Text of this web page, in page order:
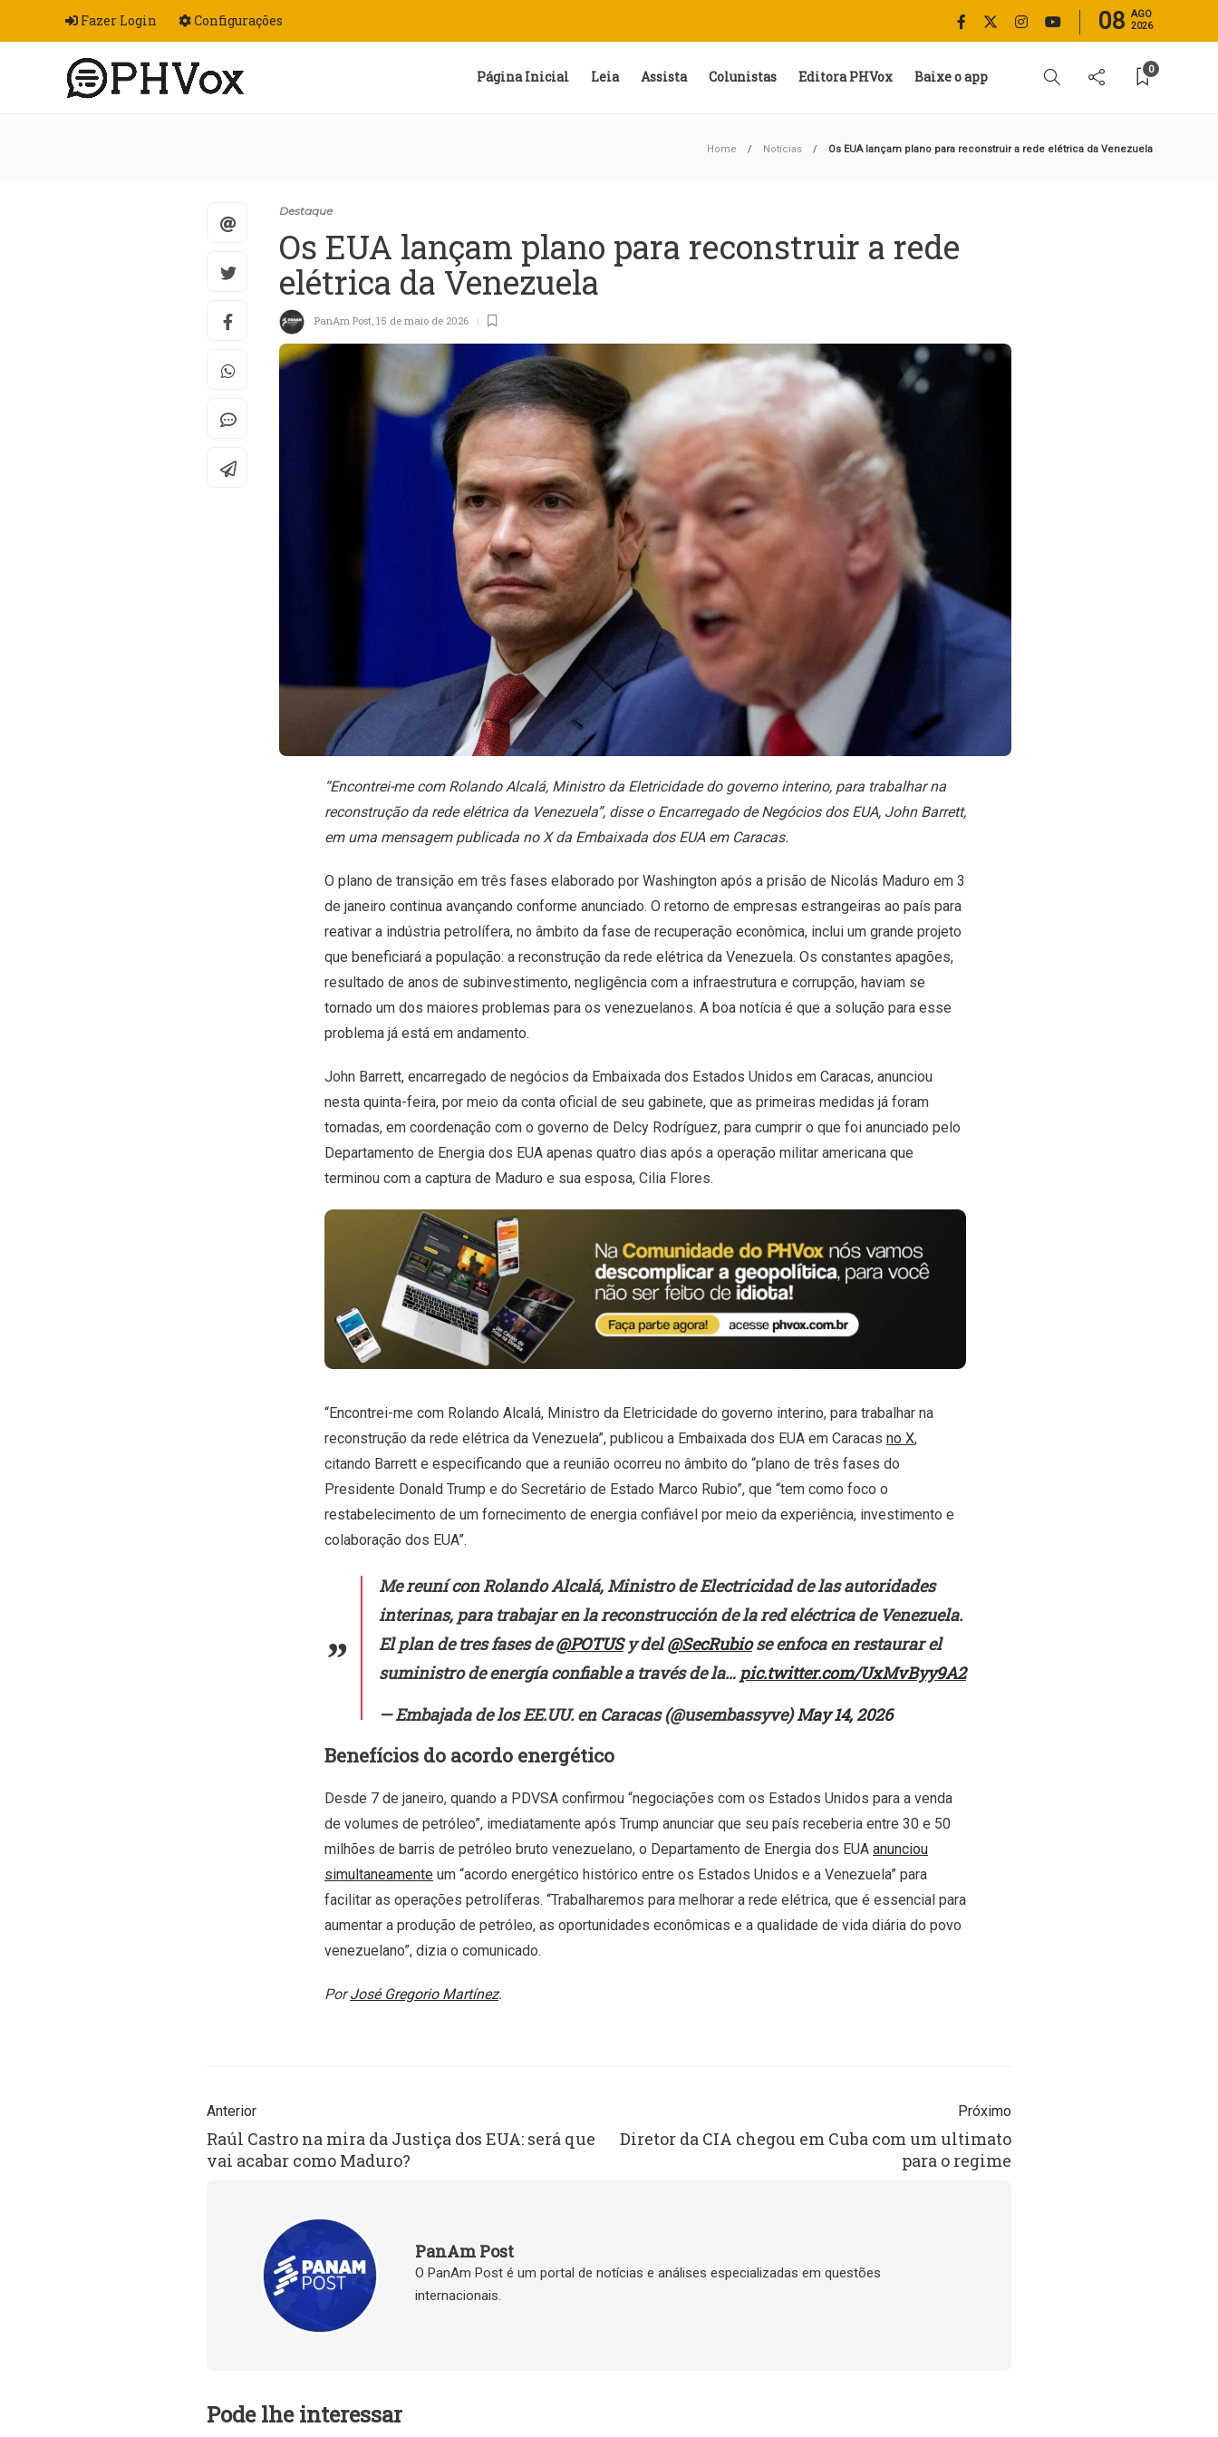
Fazer Login Configurações 08 AGO
2026
Página Inicial Leia Assista Colunistas Editora PHVox Baixe o app 0
Home Notícias Os EUA lançam plano para reconstruir a rede elétrica da Venezuela
Destaque
Os EUA lançam plano para reconstruir a rede
elétrica da Venezuela
PanAm Post 15 de maio de 2026
“Encontrei-me com Rolando Alcalá, Ministro da Eletricidade do governo interino, para trabalhar na
reconstrução da rede elétrica da Venezuela”, disse o Encarregado de Negócios dos EUA, John Barrett,
em uma mensagem publicada no X da Embaixada dos EUA em Caracas.
O plano de transição em três fases elaborado por Washington após a prisão de Nicolás Maduro em 3
de janeiro continua avançando conforme anunciado. O retorno de empresas estrangeiras ao país para
reativar a indústria petrolífera, no âmbito da fase de recuperação econômica, inclui um grande projeto
que beneficiará a população: a reconstrução da rede elétrica da Venezuela. Os constantes apagões,
resultado de anos de subinvestimento, negligência com a infraestrutura e corrupção, haviam se
tornado um dos maiores problemas para os venezuelanos. A boa notícia é que a solução para esse
problema já está em andamento.
John Barrett, encarregado de negócios da Embaixada dos Estados Unidos em Caracas, anunciou
nesta quinta-feira, por meio da conta oficial de seu gabinete, que as primeiras medidas já foram
tomadas, em coordenação com o governo de Delcy Rodríguez, para cumprir o que foi anunciado pelo
Departamento de Energia dos EUA apenas quatro dias após a operação militar americana que
terminou com a captura de Maduro e sua esposa, Cilia Flores.
“Encontrei-me com Rolando Alcalá, Ministro da Eletricidade do governo interino, para trabalhar na
reconstrução da rede elétrica da Venezuela”, publicou a Embaixada dos EUA em Caracas no X,
citando Barrett e especificando que a reunião ocorreu no âmbito do “plano de três fases do
Presidente Donald Trump e do Secretário de Estado Marco Rubio”, que “tem como foco o
restabelecimento de um fornecimento de energia confiável por meio da experiência, investimento e
colaboração dos EUA”.
Me reuní con Rolando Alcalá, Ministro de Electricidad de las autoridades
interinas, para trabajar en la reconstrucción de la red eléctrica de Venezuela.
El plan de tres fases de@POTUSy del@SecRubiose enfoca en restaurar el
suministro de energía confiable a través de la… pic.twitter.com/UxMvByy9A2
— Embajada de los EE.UU. en Caracas (@usembassyve)May 14, 2026
Benefícios do acordo energético
Desde 7 de janeiro, quando a PDVSA confirmou “negociações com os Estados Unidos para a venda
de volumes de petróleo”, imediatamente após Trump anunciar que seu país receberia entre 30 e 50
milhões de barris de petróleo bruto venezuelano, o Departamento de Energia dos EUA anunciou
simultaneamente um “acordo energético histórico entre os Estados Unidos e a Venezuela” para
facilitar as operações petrolíferas. “Trabalharemos para melhorar a rede elétrica, que é essencial para
aumentar a produção de petróleo, as oportunidades econômicas e a qualidade de vida diária do povo
venezuelano”, dizia o comunicado.
PorJosé Gregorio Martínez.
Anterior
Raúl Castro na mira da Justiça dos EUA: será que
vai acabar como Maduro?
Próximo
Diretor da CIA chegou em Cuba com um ultimato
para o regime
PanAm Post
O PanAm Post é um portal de notícias e análises especializadas em questões
internacionais.
Pode lhe interessar